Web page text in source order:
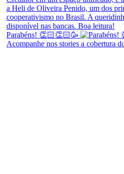
Parabéns! 👏🏻👏🏻🥳
Acompanhe nos stories a cobertura